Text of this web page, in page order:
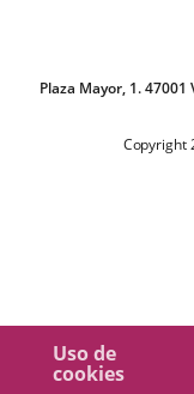
Uso de
cookies
Plaza Mayor, 1.
Copyright